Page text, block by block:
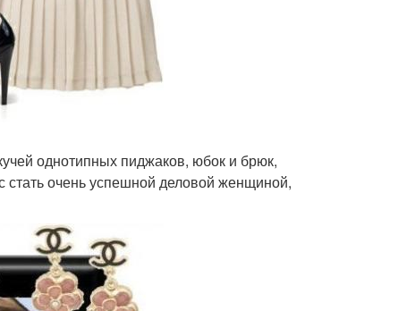
однотипных пиджаков, юбок и брюк,
стать очень успешной деловой женщиной,